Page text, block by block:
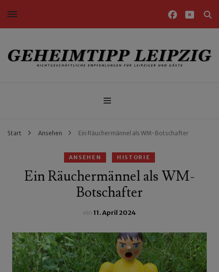
Nichtgeschäftliche Empfehlungen für Leipziger und Gäste
Start Ansehen Ein Räuchermännel als WM-Botschafter
ANSEHEN HISTORIE
Ein Räuchermännel als WM-
Botschafter
ein11. April 2024